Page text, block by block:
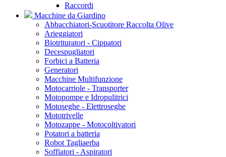
Raccordi
Macchine da Giardino
Abbacchiatori-Scuotitore Raccolta Olive
Arieggiatori
Biotrituratori - Cippatori
Decespugliatori
Forbici a Batteria
Generatori
Macchine Multifunzione
Motocarriole - Transporter
Motopompe e Idropulitrici
Motoseghe - Elettroseghe
Mototrivelle
Motozappe - Motocoltivatori
Potatori a batteria
Robot Tagliaerba
Soffiatori - Aspiratori